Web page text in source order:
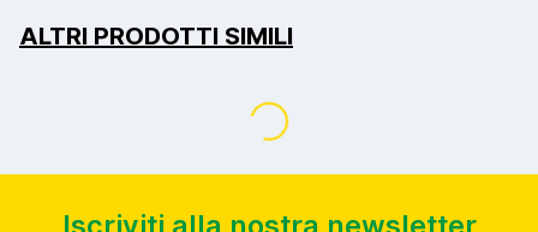
ALTRI PRODOTTI SIMILI
Caricamento...